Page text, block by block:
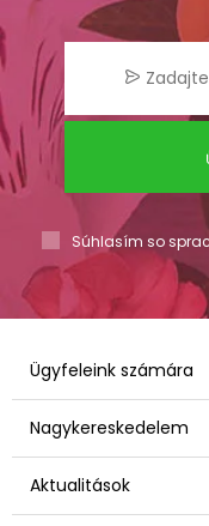
Súhlasím so
Ügyfeleink számára
Nagykereskedelem
Aktualitások